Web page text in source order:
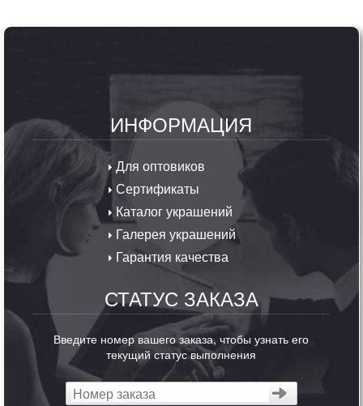
ИНФОРМАЦИЯ
Для оптовиков
Сертификаты
Каталог украшений
Галерея украшений
Гарантия качества
СТАТУС ЗАКАЗА
Введите номер вашего заказа, чтобы узнать его
текущий статус выполнения